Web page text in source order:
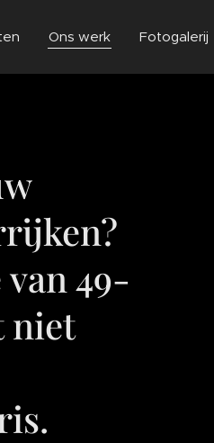
Ons werk Fotogalerij
49-
niet